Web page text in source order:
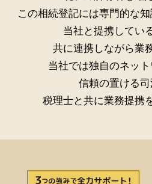
この相続登記には専門的な知
当社と提携してい
共に連携しながら業
当社では独自のネット
信頼の置ける司
税理士と共に業務提携